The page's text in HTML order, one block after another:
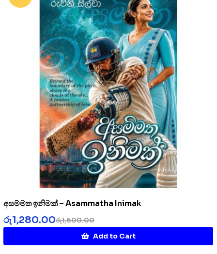
අසම්මත ඉනිමක් – Asammatha Inimak
රු1,600.00
රු1,280.00
Add to Cart